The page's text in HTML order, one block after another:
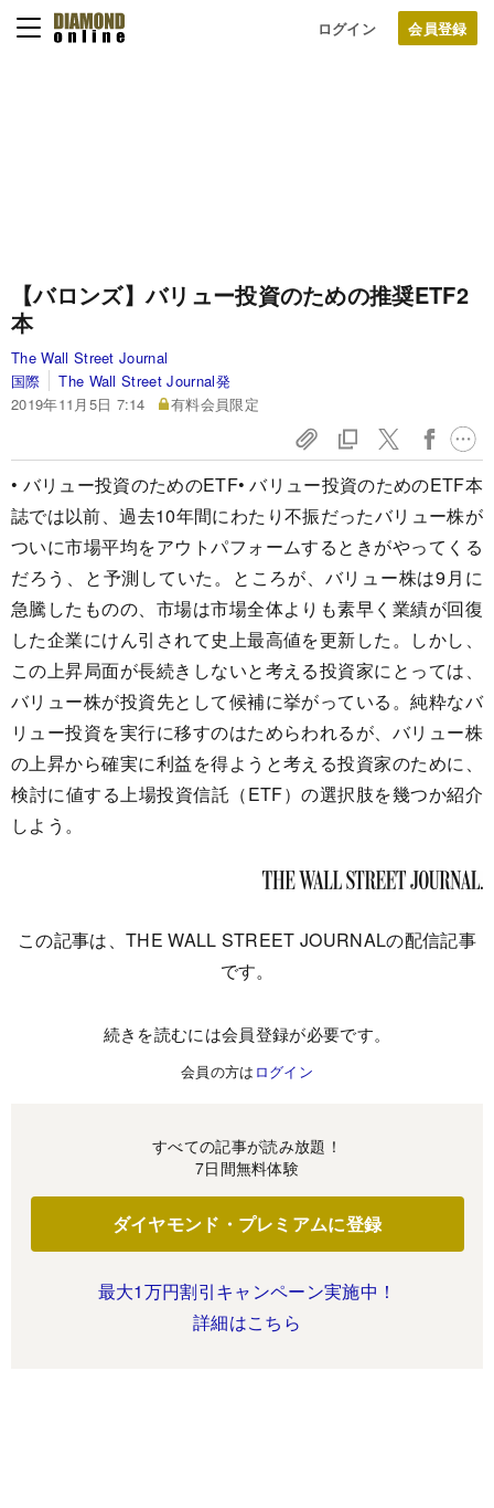
ログイン
【バロンズ】バリュー投資のための推奨ETF2
本
The Wall Street Journal
国際
The Wall Street Journal発
2019年11月5日 7:14
有料会員限定
• バリュー投資のためのETF• バリュー投資のためのETF本
誌では以前、過去10年間にわたり不振だったバリュー株が
ついに市場平均をアウトパフォームするときがやってくる
だろう、と予測していた。ところが、バリュー株は9月に
急騰したものの、市場は市場全体よりも素早く業績が回復
した企業にけん引されて史上最高値を更新した。しかし、
この上昇局面が長続きしないと考える投資家にとっては、
バリュー株が投資先として候補に挙がっている。純粋なバ
リュー投資を実行に移すのはためらわれるが、バリュー株
の上昇から確実に利益を得ようと考える投資家のために、
検討に値する上場投資信託（ETF）の選択肢を幾つか紹介
しよう。
この記事は、THE WALL STREET JOURNALの配信記事
です。
続きを読むには会員登録が必要です。
会員の方は ログイン
すべての記事が読み放題！
7日間無料体験
ダイヤモンド・プレミアムに登録
最大1万円割引キャンペーン実施中！
詳細はこちら